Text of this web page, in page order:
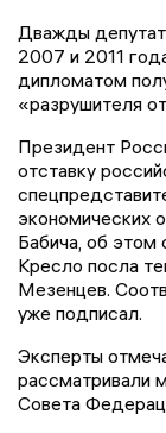
Дважды
2007 и 2011
дипломатом
«разрушителя
Президент
отставку
экономических
Бабича, об этом
Кресло посла
Мезенцев.
уже подписал.
Эксперты
рассматривали
Совета